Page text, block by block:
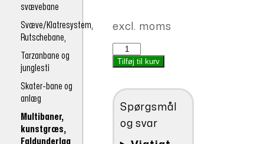
svævebane
Svæve/Klatresystem,
Rutschebane,
Tarzanbane og
junglesti
Skater-bane og
anlæg
Multibaner,
kunstgræs,
Faldunderlag
aktuelle
pris
er:
excl. moms
Multibane
7x11
75cm
*)
antal
Tilføj til kurv
Spørgsmål
og svar